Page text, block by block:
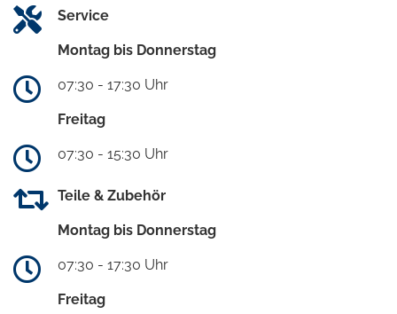
Service
Montag bis Donnerstag
07:30 - 17:30 Uhr
Freitag
07:30 - 15:30 Uhr
Teile & Zubehör
Montag bis Donnerstag
07:30 - 17:30 Uhr
Freitag